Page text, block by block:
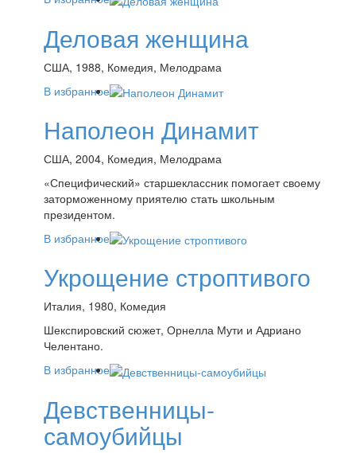
Деловая женщина
США, 1988, Комедия, Мелодрама
В избранное
Наполеон Динамит
США, 2004, Комедия, Мелодрама
«Специфический» старшеклассник помогает своему
заторможенному приятелю стать школьным
президентом.
В избранное
Укрощение строптивого
Италия, 1980, Комедия
Шекспировский сюжет, Орнелла Мути и Адриано
Челентано.
В избранное
Девственницы-
самоубийцы